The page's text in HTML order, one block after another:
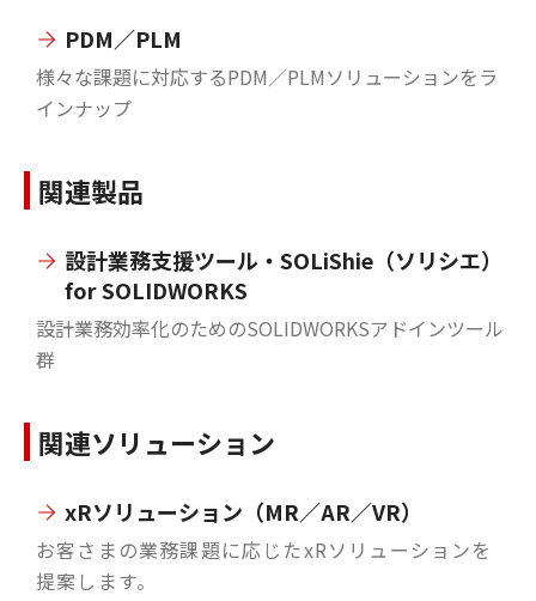
PDM／PLM
様々な課題に対応するPDM／PLMソリューションをラ
インナップ
関連製品
設計業務支援ツール・SOLiShie（ソリシエ）
for SOLIDWORKS
設計業務効率化のためのSOLIDWORKSアドインツール
群
関連ソリューション
xRソリューション（MR／AR／VR）
お客さまの業務課題に応じたxRソリューションを
提案します。